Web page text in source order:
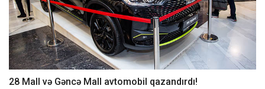
28 Mall və Gəncə Mall avtomobil qazandırdı!